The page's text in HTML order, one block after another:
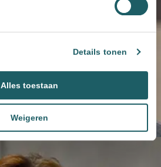
Details tonen
Alles toestaan
Weigeren